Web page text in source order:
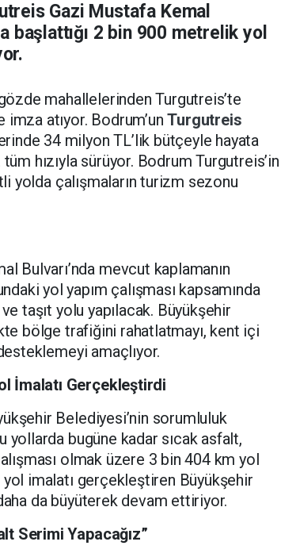
Gazi Mustafa Kemal
başlattığı 2 bin 900 metrelik yol
mahallelerinden Turgutreis’te
imza atıyor. Bodrum’unTurgutreis
34 milyon TL’lik bütçeyle hayata
hızıyla sürüyor. Bodrum Turgutreis’in
yolda çalışmaların turizm sezonu
Bulvarı’nda mevcut kaplamanın
yol yapım çalışması kapsamında
taşıt yolu yapılacak. Büyükşehir
bölge trafiğini rahatlatmayı, kent içi
amaçlıyor.
İmalatı Gerçekleştirdi
Belediyesi’nin sorumluluk
yollarda bugüne kadar sıcak asfalt,
olmak üzere 3 bin 404 km yol
yol imalatı gerçekleştiren Büyükşehir
da büyüterek devam ettiriyor.
Serimi Yapacağız”